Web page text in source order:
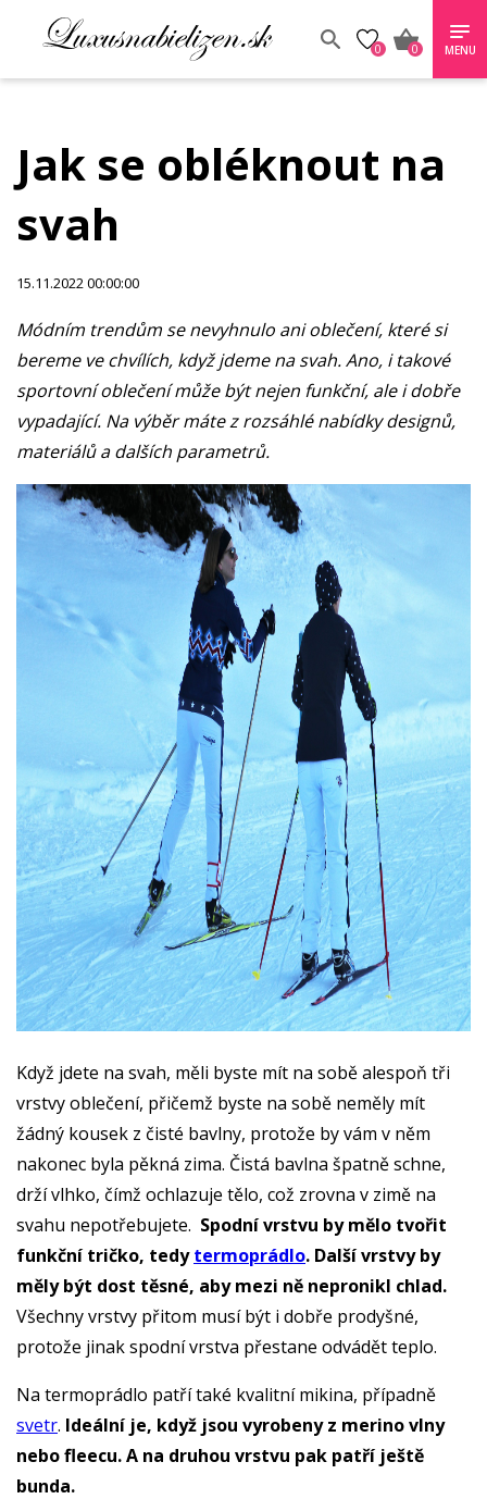
0 0 MENU
Jak se obléknout na
svah
15.11.2022 00:00:00
Módním trendům se nevyhnulo ani oblečení, které si
bereme ve chvílích, když jdeme na svah. Ano, i takové
sportovní oblečení může být nejen funkční, ale i dobře
vypadající. Na výběr máte z rozsáhlé nabídky designů,
materiálů a dalších parametrů.
Když jdete na svah, měli byste mít na sobě alespoň tři
vrstvy oblečení, přičemž byste na sobě neměly mít
žádný kousek z čisté bavlny, protože by vám v něm
nakonec byla pěkná zima. Čistá bavlna špatně schne,
drží vlhko, čímž ochlazuje tělo, což zrovna v zimě na
svahu nepotřebujete. Spodní vrstvu by mělo tvořit
funkční tričko, tedytermoprádlo. Další vrstvy by
měly být dost těsné, aby mezi ně nepronikl chlad.
Všechny vrstvy přitom musí být i dobře prodyšné,
protože jinak spodní vrstva přestane odvádět teplo.
Na termoprádlo patří také kvalitní mikina, případně
svetr. Ideální je, když jsou vyrobeny z merino vlny
nebo fleecu. A na druhou vrstvu pak patří ještě
bunda.